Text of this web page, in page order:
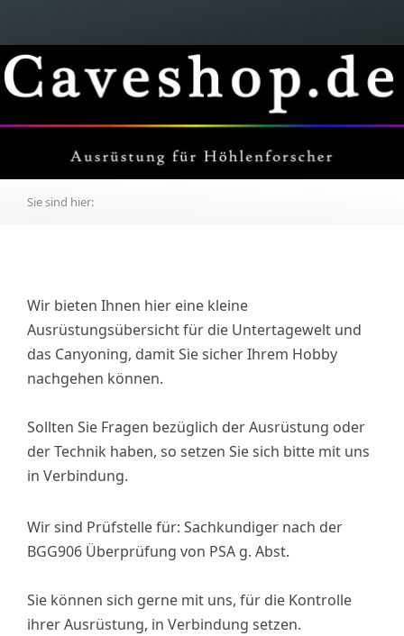
Sie sind hier:
Wir bieten Ihnen hier eine kleine
Ausrüstungsübersicht für die Untertagewelt und
das Canyoning, damit Sie sicher Ihrem Hobby
nachgehen können.
Sollten Sie Fragen bezüglich der Ausrüstung oder
der Technik haben, so setzen Sie sich bitte mit uns
in Verbindung.
Wir sind Prüfstelle für: Sachkundiger nach der
BGG906 Überprüfung von PSA g. Abst.
Sie können sich gerne mit uns, für die Kontrolle
ihrer Ausrüstung, in Verbindung setzen.